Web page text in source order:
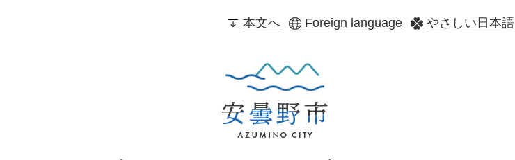
本文へ Foreign language やさしい日本語